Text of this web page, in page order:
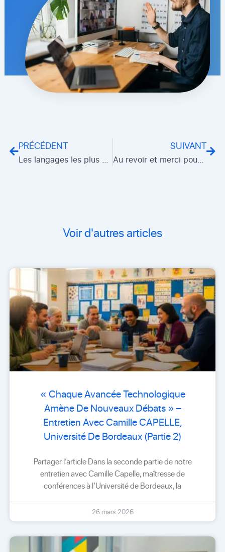
PRÉCÉDENT
Les langages les plus aimés des développeurs
SUIVANT
Au revoir et merci pour tout
Voir d'autres articles
« Chaque Avancée Technologique
Amène De Nouveaux Débats » –
Entretien Avec Camille CAPELLE,
Université De Bordeaux (Partie 2)
Partager l’article Dans la seconde partie de notre
entretien avec Camille Capelle, maîtresse de
conférences à l’Université de Bordeaux, la
26 mars 2026